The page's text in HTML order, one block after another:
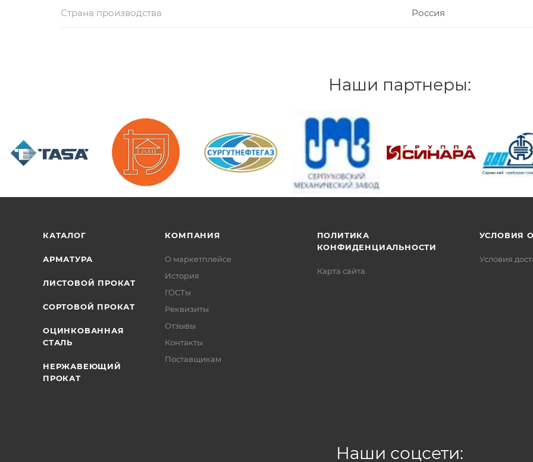
Страна производства Россия
Наши партнеры:
КАТАЛОГ
АРМАТУРА
ЛИСТОВОЙ ПРОКАТ
СОРТОВОЙ ПРОКАТ
ОЦИНКОВАННАЯ
СТАЛЬ
НЕРЖАВЕЮЩИЙ
ПРОКАТ
КОМПАНИЯ
О маркетплейсе
История
ГОСТы
Реквизиты
Отзывы
Контакты
Поставщикам
ПОЛИТИКА
КОНФИДЕНЦИАЛЬНОСТИ
Карта сайта
УСЛОВИЯ
Условия
Наши соцсети: